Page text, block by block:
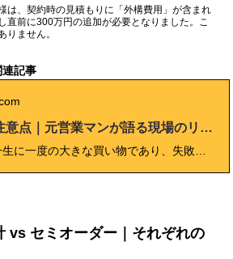
は、契約時の見積もりに「外構費用」が含まれ
直前に300万円の追加が必要となりました。こ
りません。
連記事
注文住宅の契約の注意点｜元営業マンが語る現場のリアル
vs セミオーダー｜それぞれの